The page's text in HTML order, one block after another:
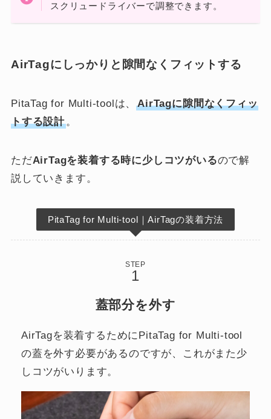
スクリュードライバーで調整できます。
AirTagにしっかりと隙間なくフィットする
PitaTag for Multi-toolは、AirTagに隙間なくフィッ
トする設計。
ただAirTagを装着する時に少しコツがいるので解
説していきます。
PitaTag for Multi-tool｜AirTagの装着方法
STEP
蓋部分を外す
AirTagを装着するためにPitaTag for Multi-tool
の蓋を外す必要があるのですが、これがまた少
しコツがいります。